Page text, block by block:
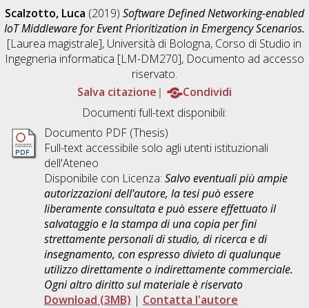
Scalzotto, Luca (2019) Software Defined Networking-enabled
IoT Middleware for Event Prioritization in Emergency Scenarios.
[Laurea magistrale], Università di Bologna, Corso di Studio in
Ingegneria informatica [LM-DM270], Documento ad accesso
riservato.
Salva citazione
Condividi
Documenti full-text disponibili:
Documento PDF (Thesis)
Full-text accessibile solo agli utenti istituzionali
dell'Ateneo
Disponibile con Licenza: Salvo eventuali più ampie
autorizzazioni dell'autore, la tesi può essere
liberamente consultata e può essere effettuato il
salvataggio e la stampa di una copia per fini
strettamente personali di studio, di ricerca e di
insegnamento, con espresso divieto di qualunque
utilizzo direttamente o indirettamente commerciale.
Ogni altro diritto sul materiale è riservato
Download (3MB) | Contatta l'autore